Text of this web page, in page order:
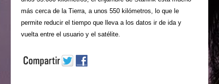
más cerca de la Tierra, a unos 550 kilómetros, lo que le
permite reducir el tiempo que lleva a los datos ir de ida y
vuelta entre el usuario y el satélite.